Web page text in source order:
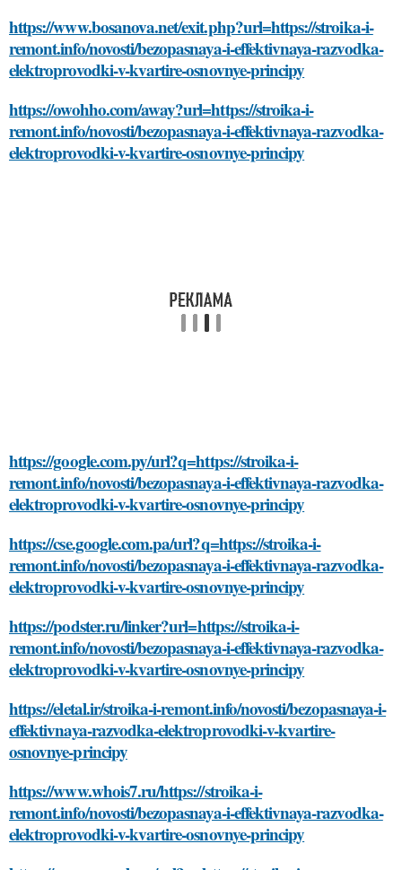
https://www.bosanova.net/exit.php?url=https://stroika-i-
remont.info/novosti/bezopasnaya-i-effektivnaya-razvodka-
elektroprovodki-v-kvartire-osnovnye-principy
https://owohho.com/away?url=https://stroika-i-
remont.info/novosti/bezopasnaya-i-effektivnaya-razvodka-
elektroprovodki-v-kvartire-osnovnye-principy
https://google.com.py/url?q=https://stroika-i-
remont.info/novosti/bezopasnaya-i-effektivnaya-razvodka-
elektroprovodki-v-kvartire-osnovnye-principy
https://cse.google.com.pa/url?q=https://stroika-i-
remont.info/novosti/bezopasnaya-i-effektivnaya-razvodka-
elektroprovodki-v-kvartire-osnovnye-principy
https://podster.ru/linker?url=https://stroika-i-
remont.info/novosti/bezopasnaya-i-effektivnaya-razvodka-
elektroprovodki-v-kvartire-osnovnye-principy
https://eletal.ir/stroika-i-remont.info/novosti/bezopasnaya-i-
effektivnaya-razvodka-elektroprovodki-v-kvartire-
osnovnye-principy
https://www.whois7.ru/https://stroika-i-
remont.info/novosti/bezopasnaya-i-effektivnaya-razvodka-
elektroprovodki-v-kvartire-osnovnye-principy